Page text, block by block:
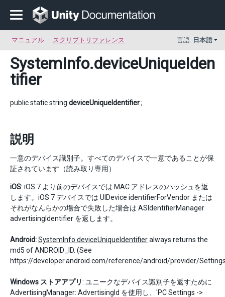
マニュアル スクリプトリファレンス 言語: 日本語
SystemInfo.deviceUniqueIden
tifier
public static string deviceUniqueIdentifier;
説明
一意のデバイス識別子。すべてのデバイスで一意であることが保
証されています（読み取り専用）
iOS: iOS 7 より前のデバイスでは MAC アドレスのハッシュを返
します。iOS 7 デバイスでは UIDevice identifierForVendor または
それがなんらかの場合で失敗した場合は ASIdentifierManager
advertisingIdentifier を返します。
Android:SystemInfo.deviceUniqueIdentifieralways returns the
md5 of ANDROID_ID. (See
https://developer.android.com/reference/android/provider/
Windows ストアアプリ: ユニークなデバイス識別子を返すために
AdvertisingManager::AdvertisingId を使用し、'PC Settings ->